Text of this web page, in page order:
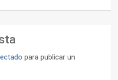
para publicar un